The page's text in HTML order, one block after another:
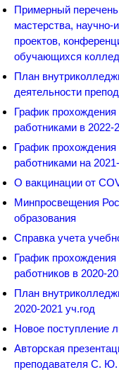
Примерный
мастерства, научно-
проектов,
обучающихся
План
деятельности
График прохождения
работниками в 2022-
График прохождения
работниками на
О вакцинации от
Минпросвещения
образования
Справка учета
График прохождения
работников в 2020-
План
2020-2021 уч.год
Новое поступление
Авторская
преподавателя С. Ю.